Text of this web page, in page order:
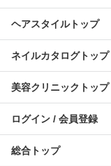
ヘアスタイルトップ
ネイルカタログトップ
美容クリニックトップ
ログイン / 会員登録
総合トップ